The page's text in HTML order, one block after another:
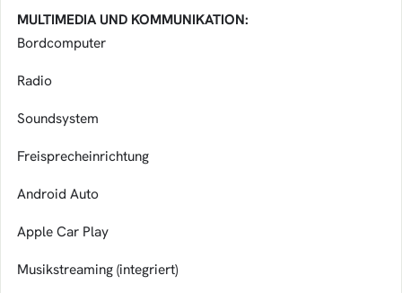
MULTIMEDIA UND KOMMUNIKATION:
Bordcomputer
Radio
Soundsystem
Freisprecheinrichtung
Android Auto
Apple Car Play
Musikstreaming (integriert)